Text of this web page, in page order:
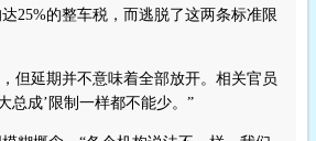
25%的整车税，而逃脱了这两条标准限
延期并不意味着全部放开。相关官员
总成’限制一样都不能少。”